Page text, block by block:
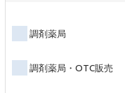
調剤薬局
調剤薬局・OTC販売